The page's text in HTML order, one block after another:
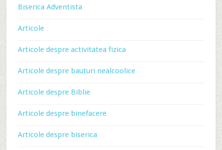
Biserica Adventista
Articole
Articole despre activitatea fizica
Articole despre bauturi nealcoolice
Articole despre Biblie
Articole despre binefacere
Articole despre biserica